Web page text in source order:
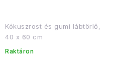
Szezonális kategóriák
Kókuszrost és gumi lábtörlő,
40 x 60 cm
Raktáron